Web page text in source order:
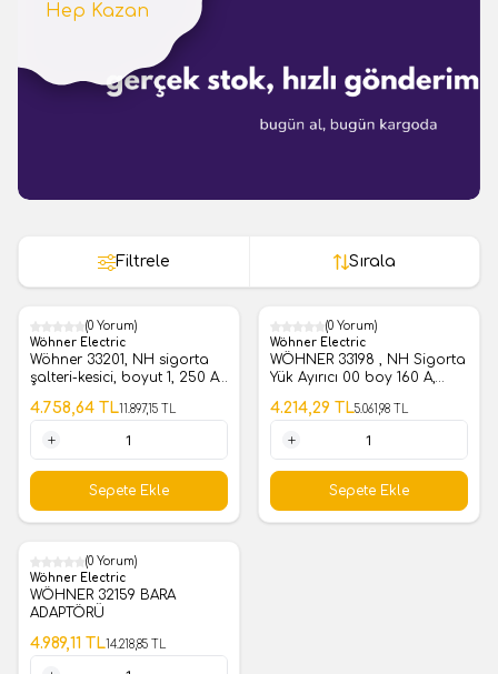
Hep Kazan
Filtrele Sırala
%60
(0 Yorum)
Wöhner Electric
Wöhner 33201, NH sigorta
şalteri-kesici, boyut 1, 250 A,
11.897,15
4.758,64 TL
1 Adet
Sepete Ekle
%17
(0 Yorum)
Wöhner Electric
WÖHNER 33198 , NH Sigorta
Yük Ayırıcı 00 boy 160 A,
bağlantı kutu terminali
5.061,98
4.214,29 TL
1 Adet
Sepete Ekle
%65
(0 Yorum)
Wöhner Electric
WÖHNER 32159 BARA
ADAPTÖRÜ
14.218,85
4.989,11 TL